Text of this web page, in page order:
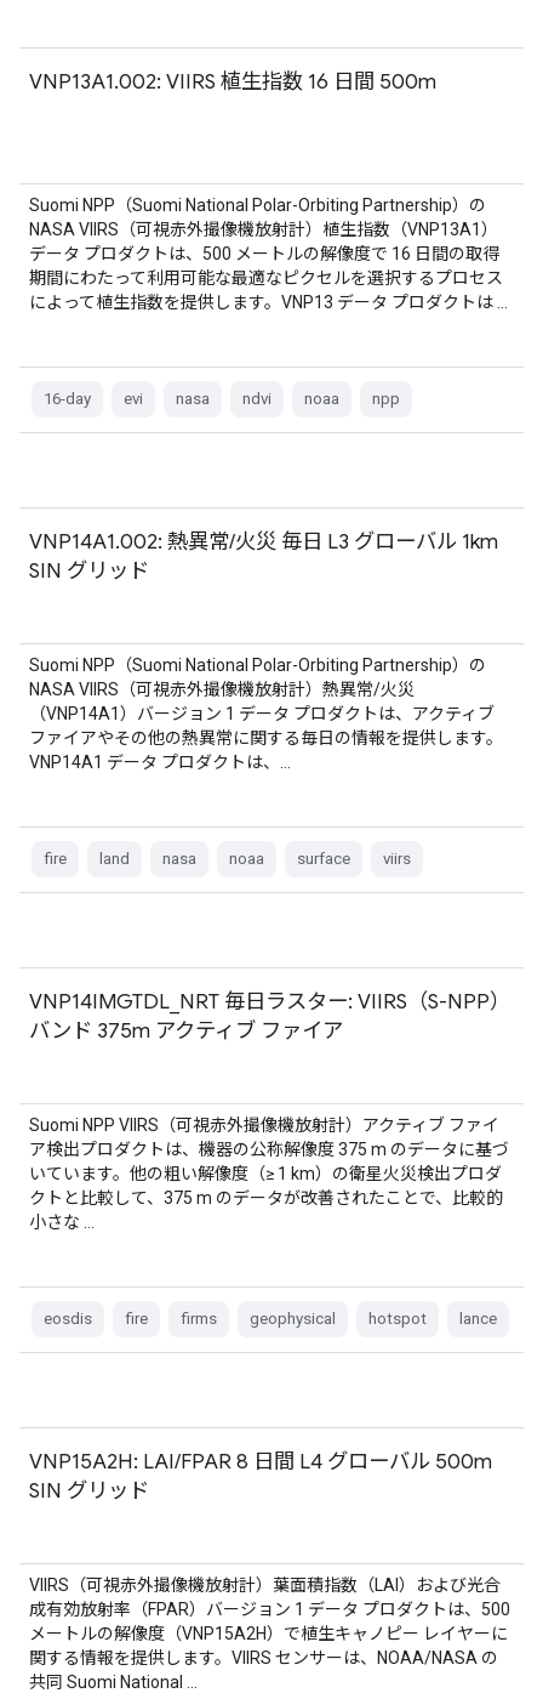
VNP13A1.002: VIIRS 植生指数 16 日間 500m
Suomi NPP（Suomi National Polar-Orbiting Partnership）の
NASA VIIRS（可視赤外撮像機放射計）植生指数（VNP13A1）
データ プロダクトは、500 メートルの解像度で 16 日間の取得
期間にわたって利用可能な最適なピクセルを選択するプロセス
によって植生指数を提供します。VNP13 データ プロダクトは …
16-day evi nasa ndvi noaa npp
VNP14A1.002: 熱異常/火災 毎日 L3 グローバル 1km
SIN グリッド
Suomi NPP（Suomi National Polar-Orbiting Partnership）の
NASA VIIRS（可視赤外撮像機放射計）熱異常/火災
（VNP14A1）バージョン 1 データ プロダクトは、アクティブ
ファイアやその他の熱異常に関する毎日の情報を提供します。
VNP14A1 データ プロダクトは、…
fire land nasa noaa surface viirs
VNP14IMGTDL_NRT 毎日ラスター: VIIRS（S-NPP）
バンド 375m アクティブ ファイア
Suomi NPP VIIRS（可視赤外撮像機放射計）アクティブ ファイ
ア検出プロダクトは、機器の公称解像度 375 m のデータに基づ
いています。他の粗い解像度（≥ 1 km）の衛星火災検出プロダ
クトと比較して、375 m のデータが改善されたことで、比較的
小さな …
eosdis fire firms geophysical hotspot lance
VNP15A2H: LAI/FPAR 8 日間 L4 グローバル 500m
SIN グリッド
VIIRS（可視赤外撮像機放射計）葉面積指数（LAI）および光合
成有効放射率（FPAR）バージョン 1 データ プロダクトは、500
メートルの解像度（VNP15A2H）で植生キャノピー レイヤーに
関する情報を提供します。VIIRS センサーは、NOAA/NASA の
共同 Suomi National …